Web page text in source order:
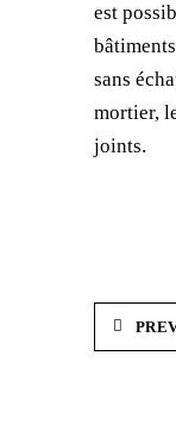
est
sans
mortier,
joints.